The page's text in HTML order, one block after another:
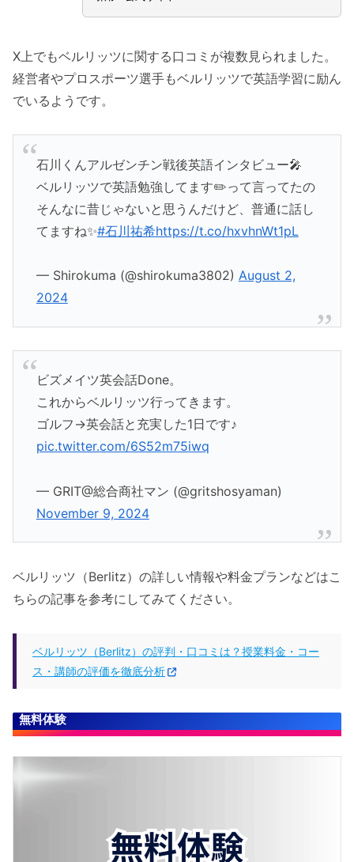
X上でもベルリッツに関する口コミが複数見られました。
経営者やプロスポーツ選手もベルリッツで英語学習に励ん
でいるようです。
石川くんアルゼンチン戦後英語インタビュー🎤
ベルリッツで英語勉強してます✏️って言ってたの
そんなに昔じゃないと思うんだけど、普通に話し
てますね✨#石川祐希https://t.co/hxvhnWt1pL
— Shirokuma (@shirokuma3802) August 2,
2024
ビズメイツ英会話Done。
これからベルリッツ行ってきます。
ゴルフ→英会話と充実した1日です♪
pic.twitter.com/6S52m75iwq
— GRIT@総合商社マン (@gritshosyaman)
November 9, 2024
ベルリッツ（Berlitz）の詳しい情報や料金プランなどはこ
ちらの記事を参考にしてみてください。
ベルリッツ（Berlitz）の評判・口コミは？授業料金・コー
ス・講師の評価を徹底分析
無料体験